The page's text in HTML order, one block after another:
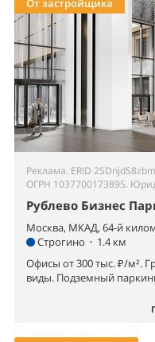
От застройщика
Реклама. ERID
ОГРН 1037700173895.
Рублево Бизнес
Москва, МКАД, 64-й
Строгино • 1.4 км
Офисы от 300 тыс. ₽/м².
виды. Подземный